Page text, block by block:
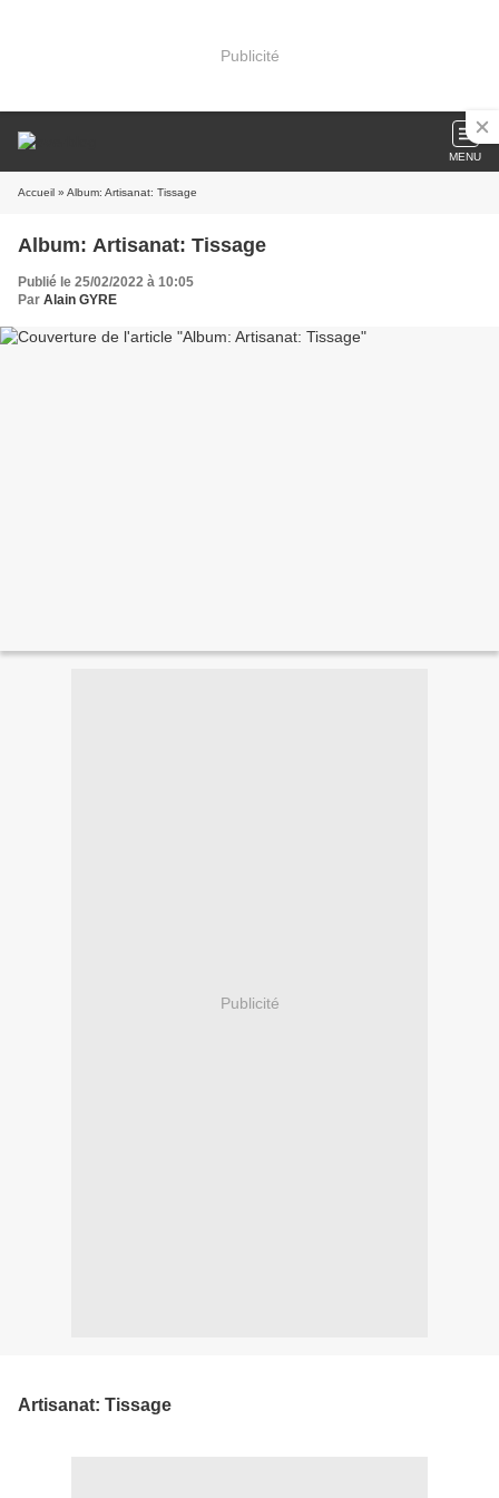
Publicité
MENU
Accueil » Album: ​​​​​​​Artisanat: Tissage
Album: ​​​​​​​Artisanat: Tissage
Publié le 25/02/2022 à 10:05
Par Alain GYRE
Publicité
Artisanat: Tissage